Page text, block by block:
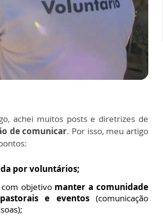
achei muitos posts e diretrizes de
de comunicar. Por isso, meu artigo
por voluntários;
objetivo manter a comunidade
e eventos(comunicação